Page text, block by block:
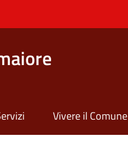
Vivere il Comune